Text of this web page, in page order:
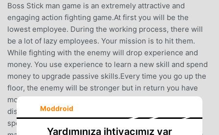
Boss Stick man game is an extremely attractive and
engaging action fighting game.At first you will be the
lowest employee. During the working process, there will
be a lot of lazy employees. Your mission is to hit them.
While fighting with the enemy will drop experience and
money. You use experience to learn a new skill and spend
money to upgrade passive skills.Every time you go up the
floor, the enemy will be stronger but in return you have
more experience and money. Climb to the last floor to
discover the unexpected.Attractive features:1. Extremely
special combat2. Realistic Physics3. Many enemies and
Moddroid
Yardımınıza ihtiyacımız var